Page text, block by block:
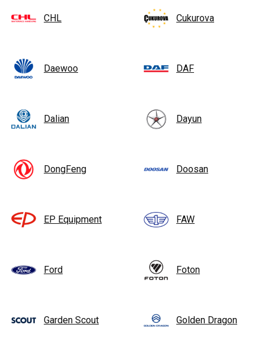
CHL Cukurova
Daewoo DAF
Dalian Dayun
DongFeng Doosan
EP Equipment FAW
Ford Foton
Garden Scout Golden Dragon